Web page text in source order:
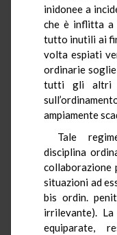
inidonee a
che è inflitta a
tutto inutili ai
volta espiati
ordinarie
tutti gli altri
ampiamente
Tale
disciplina
collaborazione
situazioni ad
bis ordin.
irrilevante).
equiparate,